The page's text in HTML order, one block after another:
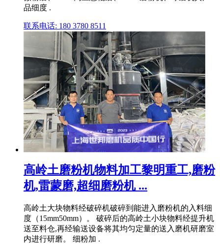
品细度 .
联系电话: 180 3780 8511
高岭土磨粉机物料加工黎明重工,磨粉
机,雷蒙磨,超细磨粉机 ...
高岭土大块物料经破碎机破碎到能进入磨粉机的入料细
度（15mm50mm）。 破碎后的高岭土小块物料经提升机
送至料仓,再经输送设备将其均匀定量的送入磨机研磨室
内进行研磨。 细粉加 .